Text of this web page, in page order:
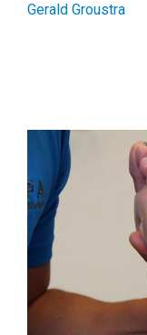
Gerald Groustra